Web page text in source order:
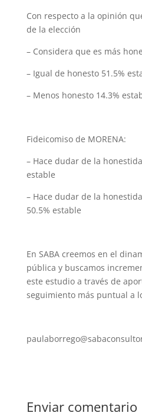
Con respecto a la opinión
de la elección
– Considera que es más
– Igual de honesto 51.5%
– Menos honesto 14.3%
Fideicomiso de MORENA:
– Hace dudar de la
estable
– Hace dudar de la
50.5% estable
En SABA creemos en el
pública y buscamos
este estudio a través de
seguimiento más puntual a
Enviar comentario